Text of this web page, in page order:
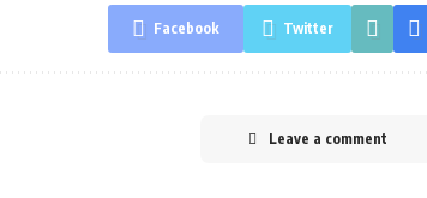
Facebook Twitter
Leave a comment